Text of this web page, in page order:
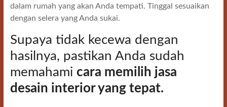
dalam rumah yang akan Anda tempati. Tinggal sesuaikan
dengan selera yang Anda sukai.
Supaya tidak kecewa dengan
hasilnya, pastikan Anda sudah
memahami cara memilih jasa
desain interior yang tepat.